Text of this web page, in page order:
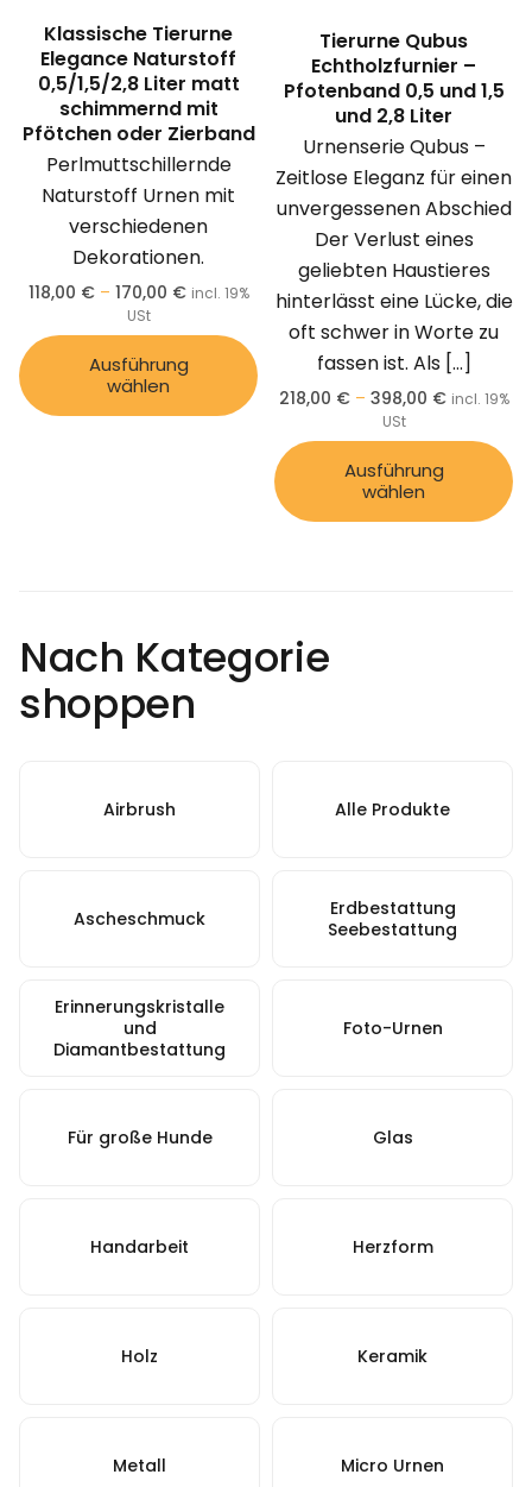
Klassische Tierurne
Elegance Naturstoff
0,5/1,5/2,8 Liter matt
schimmernd mit
Pfötchen oder Zierband
Perlmuttschillernde
Naturstoff Urnen mit
verschiedenen
Dekorationen.
118,00 € – 170,00 € incl. 19%
USt
Ausführung
wählen
Tierurne Qubus
Echtholzfurnier –
Pfotenband 0,5 und 1,5
und 2,8 Liter
Urnenserie Qubus –
Zeitlose Eleganz für einen
unvergessenen Abschied
Der Verlust eines
geliebten Haustieres
hinterlässt eine Lücke, die
oft schwer in Worte zu
fassen ist. Als[…]
218,00 € – 398,00 € incl. 19%
USt
Ausführung
wählen
Nach Kategorie
shoppen
Airbrush Alle Produkte
Ascheschmuck
Erdbestattung
Seebestattung
Erinnerungskristalle
und
Diamantbestattung
Foto-Urnen
Für große Hunde Glas
Handarbeit Herzform
Holz Keramik
Metall Micro Urnen